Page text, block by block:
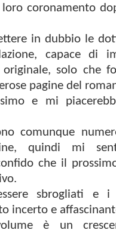
coronamento
in dubbio le
capace di
solo che
pagine del
e mi
comunque
quindi mi
che il
sbrogliati e
incerto e
è un